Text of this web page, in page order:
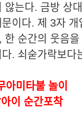
않는다. 금방 상
이다. 제 3자
한 순간의 웃음
. 쇠숟가락보다
아미타불 놀이
이 순간포착